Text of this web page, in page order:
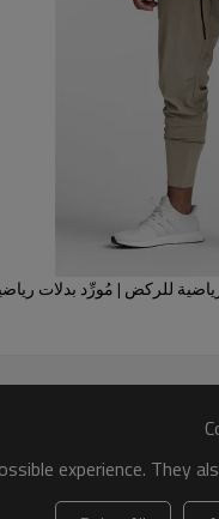
من قطعتين:
قميصًا قصير
للركض | مُورِّد بدلات
experience. They